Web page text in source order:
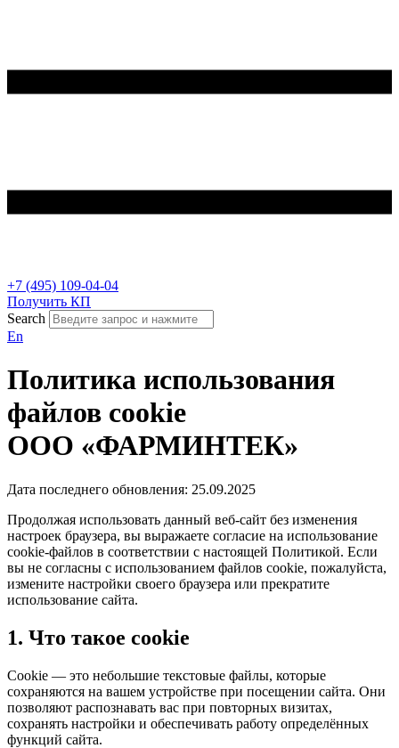
+7 (495) 109-04-04
Получить КП
Search
En
Политика использования
файлов cookie
ООО «ФАРМИНТЕК»
Дата последнего обновления: 25.09.2025
Продолжая использовать данный веб-сайт без изменения
настроек браузера, вы выражаете согласие на использование
cookie-файлов в соответствии с настоящей Политикой. Если
вы не согласны с использованием файлов cookie, пожалуйста,
измените настройки своего браузера или прекратите
использование сайта.
1. Что такое cookie
Cookie — это небольшие текстовые файлы, которые
сохраняются на вашем устройстве при посещении сайта. Они
позволяют распознавать вас при повторных визитах,
сохранять настройки и обеспечивать работу определённых
функций сайта.